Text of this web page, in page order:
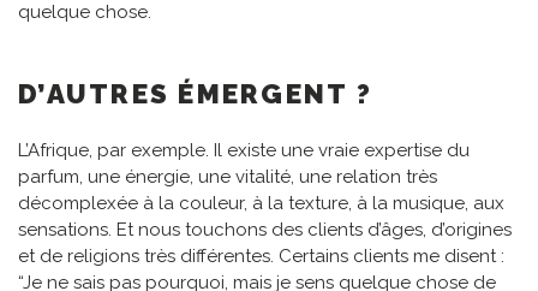
quelque chose.
D’AUTRES ÉMERGENT ?
L’Afrique, par exemple. Il existe une vraie expertise du
parfum, une énergie, une vitalité, une relation très
décomplexée à la couleur, à la texture, à la musique, aux
sensations. Et nous touchons des clients d’âges, d’origines
et de religions très différentes. Certains clients me disent :
“Je ne sais pas pourquoi, mais je sens quelque chose de